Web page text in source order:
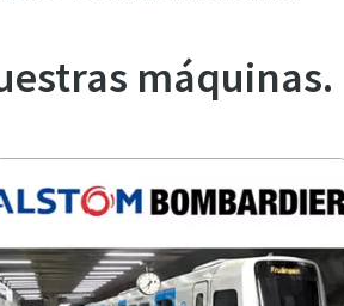
máquinas.